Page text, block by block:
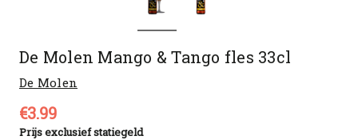
De Molen Mango & Tango fles 33cl
De Molen
€3.99
Prijs exclusief statiegeld